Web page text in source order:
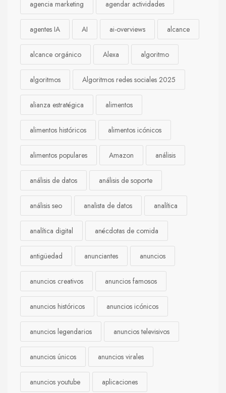
agencia marketing agendar actividades
agentes IA AI ai-overviews alcance
alcance orgánico Alexa algoritmo
algoritmos Algoritmos redes sociales 2025
alianza estratégica alimentos
alimentos históricos alimentos icónicos
alimentos populares Amazon análisis
análisis de datos análisis de soporte
análisis seo analista de datos analítica
analítica digital anécdotas de comida
antigüedad anunciantes anuncios
anuncios creativos anuncios famosos
anuncios históricos anuncios icónicos
anuncios legendarios anuncios televisivos
anuncios únicos anuncios virales
anuncios youtube aplicaciones